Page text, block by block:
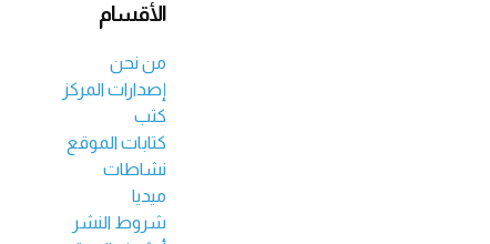
الأقسام
من نحن
إصدارات المركز
كتب
كتابات الموقع
نشاطات
ميديا
شروط النشر